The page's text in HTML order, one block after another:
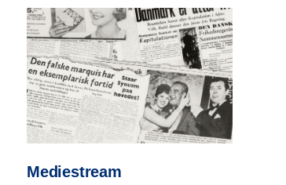
Mediestream